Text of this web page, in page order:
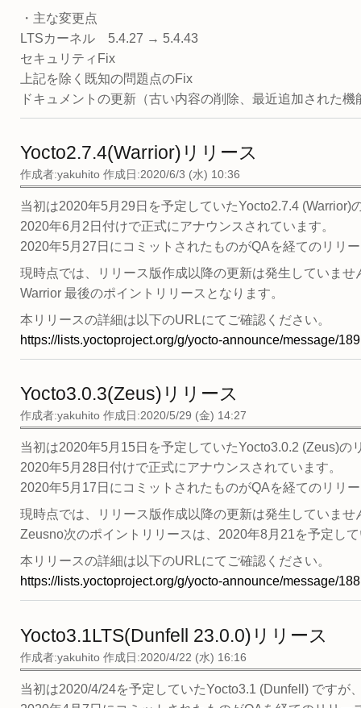
・主な変更点
LTSカーネル 5.4.27 → 5.4.43
セキュリティFix
上記を除く既知の問題点のFix
ドキュメントの更新（古い内容の削除、最近追加された機
Yocto2.7.4(Warrior)リリース
作成者:yakuhito 作成日:2020/6/3 (水) 10:36
当初は2020年5月29日を予定していたYocto2.7.4 (Warrior)
2020年6月2日付けで正式にアナウンスされています。
2020年5月27日にコミットされたものがQAを経てのリリ
現時点では、リリース版作成以降の更新は発生していませ
Warrior 最後のポイントリリースとなります。
本リリースの詳細は以下のURLにてご確認ください。
https://lists.yoctoproject.org/g/yocto-announce/message/189
Yocto3.0.3(Zeus)リリース
作成者:yakuhito 作成日:2020/5/29 (金) 14:27
当初は2020年5月15日を予定していたYocto3.0.2 (Zeus)の
2020年5月28日付けで正式にアナウンスされています。
2020年5月17日にコミットされたものがQAを経てのリリ
現時点では、リリース版作成以降の更新は発生していませ
Zeusno次のポイントリリースは、2020年8月21を予定し
本リリースの詳細は以下のURLにてご確認ください。
https://lists.yoctoproject.org/g/yocto-announce/message/188
Yocto3.1LTS(Dunfell 23.0.0)リリース
作成者:yakuhito 作成日:2020/4/22 (水) 16:16
当初は2020/4/24を予定していたYocto3.1 (Dunfell) です